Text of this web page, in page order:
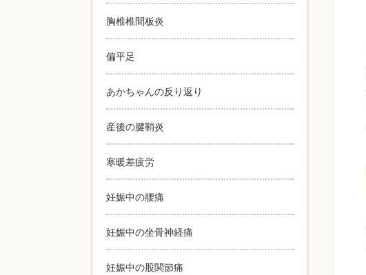
胸椎椎間板炎
偏平足
あかちゃんの反り返り
産後の腱鞘炎
寒暖差疲労
妊娠中の腰痛
妊娠中の坐骨神経痛
妊娠中の股関節痛